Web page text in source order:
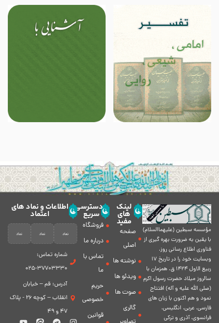
مؤسسه سبطين (عليهماالسلام)
با يقين به ضرورت بهره گیرى از
فناورى اطلاع رسانى روز،
وبسایت خود را در تاريخ 17
ربيع الاول 1424 ق. همزمان با
سالروز ميلاد حضرت رسول اكرم
(صلی الله علیه و آله) افتتاح
نمود و هم اكنون با زبان های
فارسی، عربى، انگلیسی،
فرانسوی، آذری و ترکی
لینک
های
مفید
صفحه
اصلی
نوشته ها
ویدئو ها
صوت ها
گالری
دسترسی
سریع
فروشگاه
درباره ما
تماس با
ما
حریم
خصوصی
قوانین
اطلاعات و نماد های
اعتماد
شماره تماس:
37703330-025
آدرس: قم – خیابان
انقلاب – کوچه 26 - پلاک
47 و 49